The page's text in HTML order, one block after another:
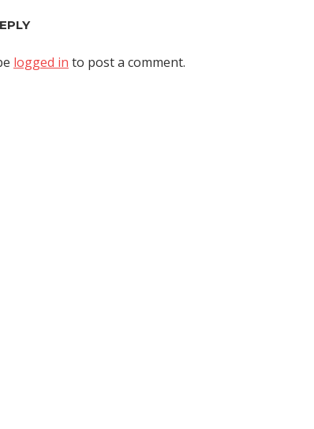
logged in to post a comment.